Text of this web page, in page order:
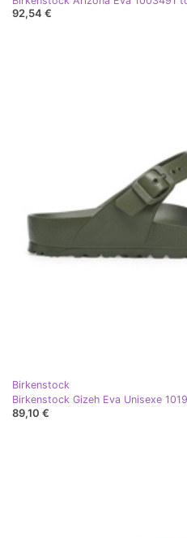
92,54 €
Birkenstock
Birkenstock Gizeh Eva Unisexe
89,10 €